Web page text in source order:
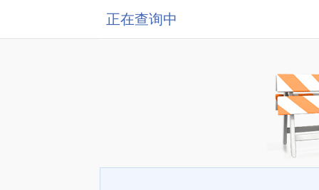
正在查询中